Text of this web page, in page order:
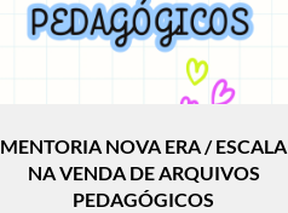
MENTORIA NOVA ERA / ESCALA
NA VENDA DE ARQUIVOS
PEDAGÓGICOS